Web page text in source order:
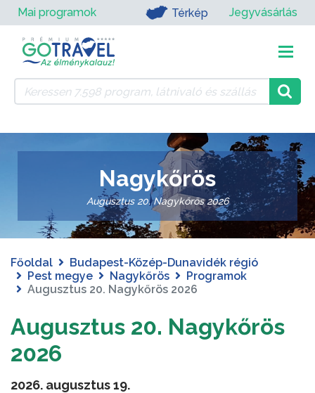
Mai programok Térkép Jegyvásárlás
Nagykőrös
Augusztus 20. Nagykőrös 2026
Főoldal
Budapest-Közép-Dunavidék régió
Pest megye
Nagykőrös
Programok
Augusztus 20. Nagykőrös 2026
Augusztus 20. Nagykőrös
2026
2026. augusztus 19.